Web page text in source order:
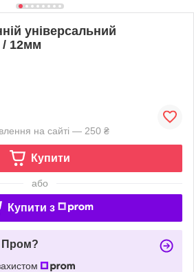
універсальний
/ 12мм
на сайті — 250 ₴
Купити
або
Купити з
Пром?